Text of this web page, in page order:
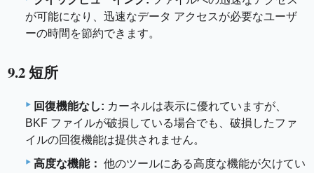
が可能になり、迅速なデータ アクセスが必要なユーザ
ーの時間を節約できます。
9.2 短所
回復機能なし: カーネルは表示に優れていますが、
BKF ファイルが破損している場合でも、破損したファ
イルの回復機能は提供されません。
高度な機能： 他のツールにある高度な機能が欠けてい